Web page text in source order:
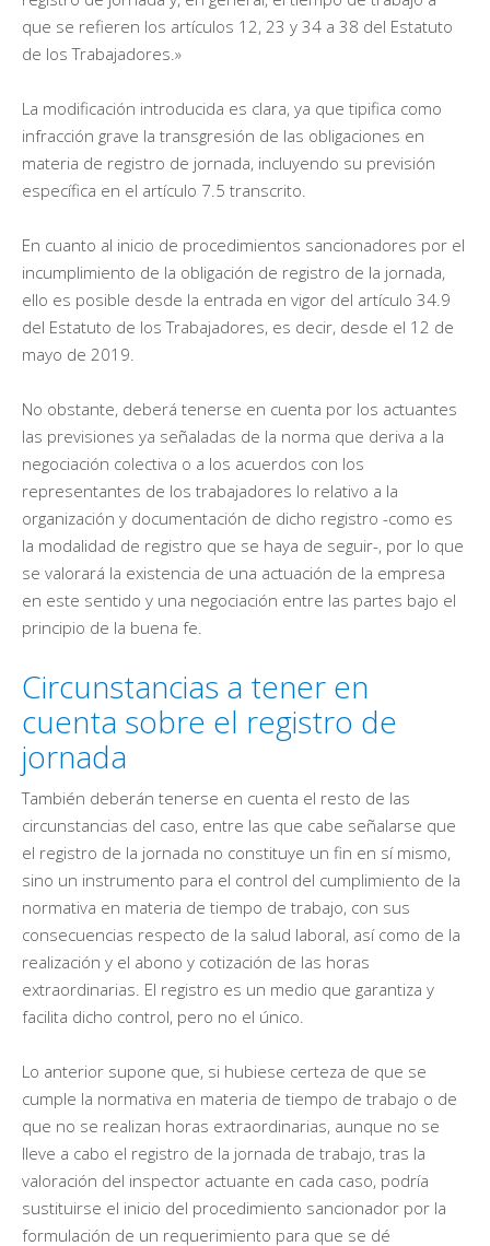
que se refieren los artículos 12, 23 y 34 a 38 del Estatuto
de los Trabajadores.»
La modificación introducida es clara, ya que tipifica como
infracción grave la transgresión de las obligaciones en
materia de registro de jornada, incluyendo su previsión
específica en el artículo 7.5 transcrito.
En cuanto al inicio de procedimientos sancionadores por el
incumplimiento de la obligación de registro de la jornada,
ello es posible desde la entrada en vigor del artículo 34.9
del Estatuto de los Trabajadores, es decir, desde el 12 de
mayo de 2019.
No obstante, deberá tenerse en cuenta por los actuantes
las previsiones ya señaladas de la norma que deriva a la
negociación colectiva o a los acuerdos con los
representantes de los trabajadores lo relativo a la
organización y documentación de dicho registro -como es
la modalidad de registro que se haya de seguir-, por lo que
se valorará la existencia de una actuación de la empresa
en este sentido y una negociación entre las partes bajo el
principio de la buena fe.
Circunstancias a tener en
cuenta sobre el registro de
jornada
También deberán tenerse en cuenta el resto de las
circunstancias del caso, entre las que cabe señalarse que
el registro de la jornada no constituye un fin en sí mismo,
sino un instrumento para el control del cumplimiento de la
normativa en materia de tiempo de trabajo, con sus
consecuencias respecto de la salud laboral, así como de la
realización y el abono y cotización de las horas
extraordinarias. El registro es un medio que garantiza y
facilita dicho control, pero no el único.
Lo anterior supone que, si hubiese certeza de que se
cumple la normativa en materia de tiempo de trabajo o de
que no se realizan horas extraordinarias, aunque no se
lleve a cabo el registro de la jornada de trabajo, tras la
valoración del inspector actuante en cada caso, podría
sustituirse el inicio del procedimiento sancionador por la
formulación de un requerimiento para que se dé